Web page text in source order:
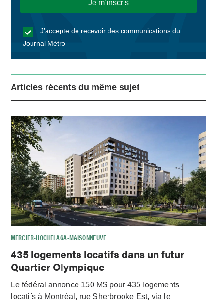
J’accepte de recevoir des communications du
Journal Métro
Articles récents du même sujet
MERCIER-HOCHELAGA-MAISONNEUVE
435 logements locatifs dans un futur
Quartier Olympique
Le fédéral annonce 150 M$ pour 435 logements
locatifs à Montréal, rue Sherbrooke Est, via le